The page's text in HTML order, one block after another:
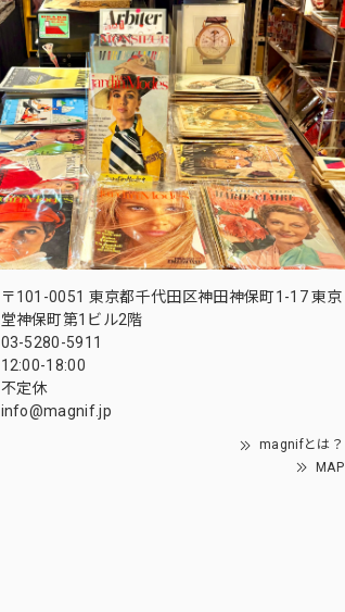
〒101-0051 東京都千代田区神田神保町1-17 東京
堂神保町第1ビル2階
03-5280-5911
12:00-18:00
不定休
info@magnif.jp
magnifとは？
MAP